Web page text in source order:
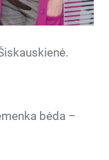
bėda –